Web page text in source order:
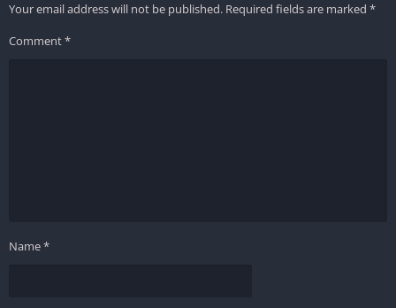
Your email address will not be published. Required fields are marked *
Comment*
Name*